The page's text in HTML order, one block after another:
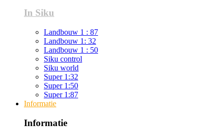
In Siku
Landbouw 1 : 87
Landbouw 1: 32
Landbouw 1 : 50
Siku control
Siku world
Super 1:32
Super 1:50
Super 1:87
Informatie
Informatie